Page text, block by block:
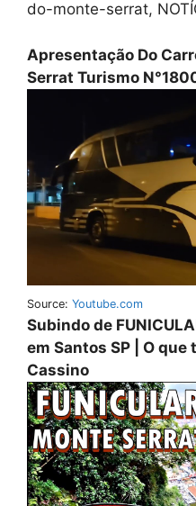
do-monte-serrat,
Apresentação Do
Serrat Turismo
Source: Youtube.com
Subindo de
em Santos SP | O
Cassino